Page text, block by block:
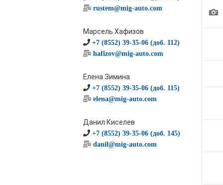
rustem@mig-auto.com
Марсель Хафизов
+7 (8552) 39-35-06 (доб. 112)
hafizov@mig-auto.com
Елена Зимина
+7 (8552) 39-35-06 (доб. 115)
elena@mig-auto.com
Данил Киселев
+7 (8552) 39-35-06 (доб. 145)
danil@mig-auto.com
1